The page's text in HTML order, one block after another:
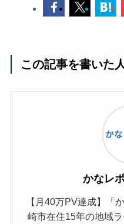
この記事を書いた人
かなレ
【月40万PV達成】「
崎市在住15年の地域